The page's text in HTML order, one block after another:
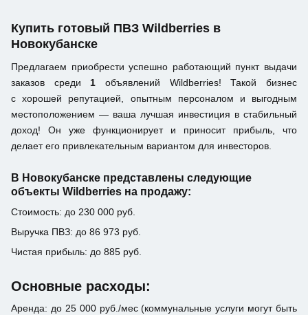
Купить готовый ПВЗ Wildberries в
Новокубанске
Предлагаем приобрести успешно работающий пункт выдачи
заказов среди 1 объявлений Wildberries! Такой бизнес
с хорошей репутацией, опытным персоналом и выгодным
местоположением — ваша лучшая инвестиция в стабильный
доход! Он уже функционирует и приносит прибыль, что
делает его привлекательным вариантом для инвесторов.
В Новокубанске представлены следующие
объекты Wildberries на продажу:
Стоимость: до 230 000 руб.
Выручка ПВЗ: до 86 973 руб.
Чистая прибыль: до 885 руб.
Основные расходы:
Аренда: до 25 000 руб./мес (коммунальные услуги могут быть